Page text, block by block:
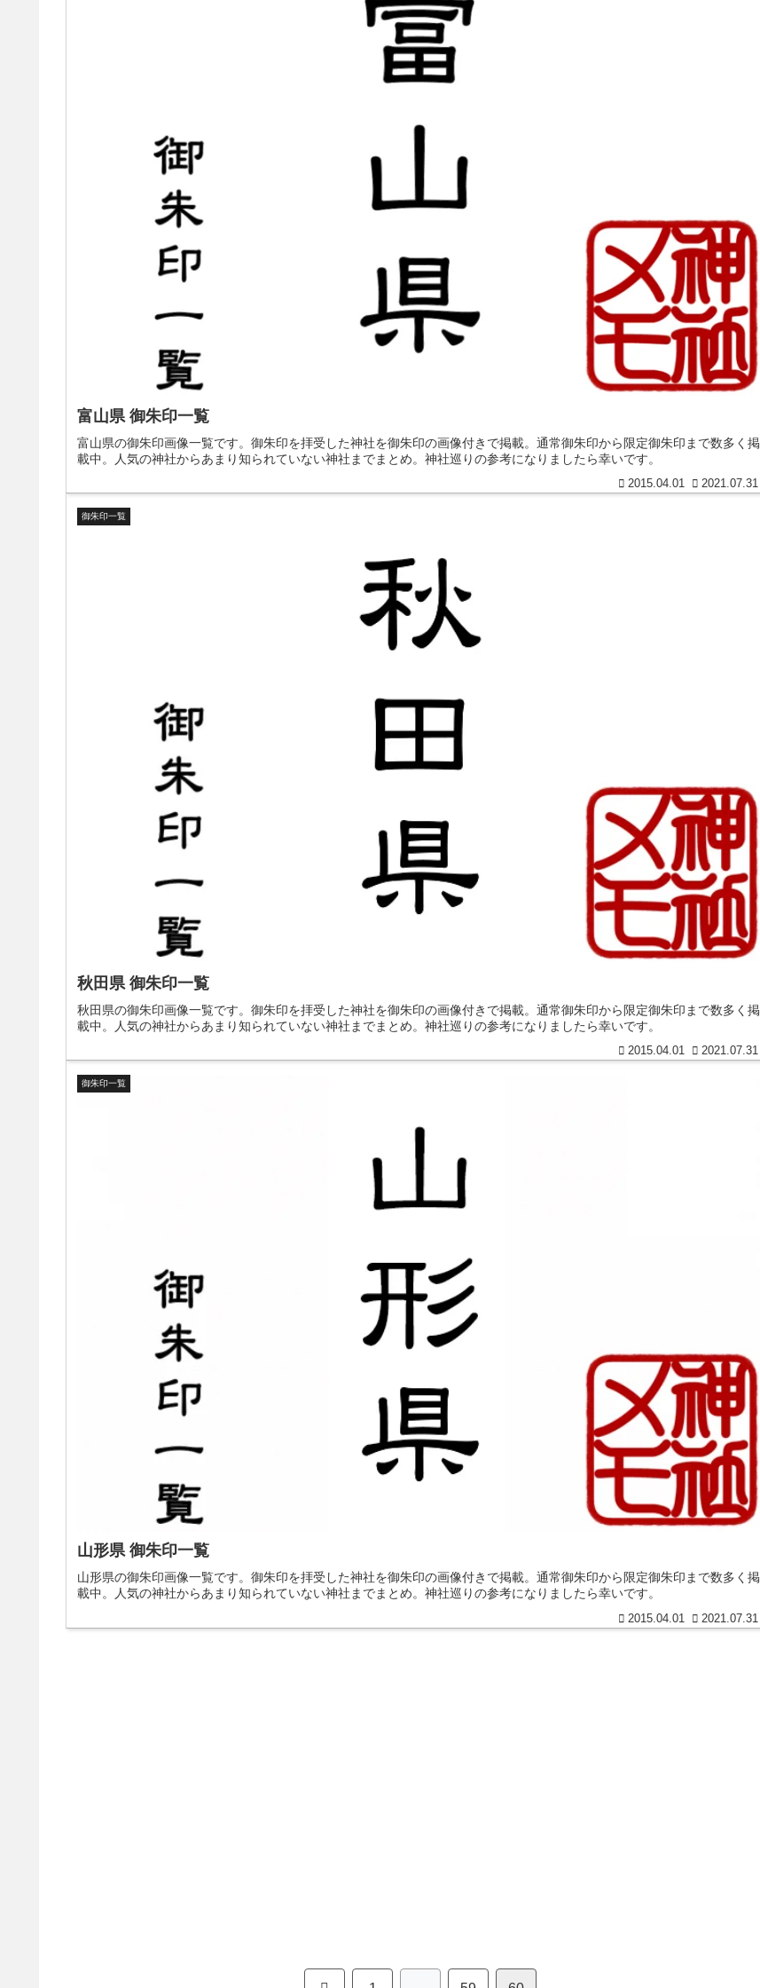
富山県 御朱印一覧
富山県の御朱印画像一覧です。御朱印を拝受した神社を御朱印の画像付きで掲載。通常御朱印から限定御朱印まで数多く掲
載中。人気の神社からあまり知られていない神社までまとめ。神社巡りの参考になりましたら幸いです。
2015.04.01 2021.07.31
御朱印一覧
秋田県 御朱印一覧
秋田県の御朱印画像一覧です。御朱印を拝受した神社を御朱印の画像付きで掲載。通常御朱印から限定御朱印まで数多く掲
載中。人気の神社からあまり知られていない神社までまとめ。神社巡りの参考になりましたら幸いです。
2015.04.01 2021.07.31
御朱印一覧
山形県 御朱印一覧
山形県の御朱印画像一覧です。御朱印を拝受した神社を御朱印の画像付きで掲載。通常御朱印から限定御朱印まで数多く掲
載中。人気の神社からあまり知られていない神社までまとめ。神社巡りの参考になりましたら幸いです。
2015.04.01 2021.07.31